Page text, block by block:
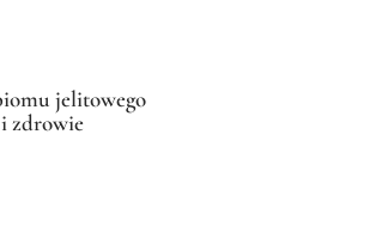
jelitowego
zdrowie